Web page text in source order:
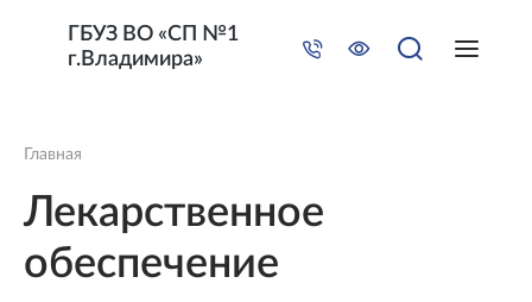
Главная
Лекарственное
обеспечение
ГБУЗ ВО «СП №1
г.Владимира»